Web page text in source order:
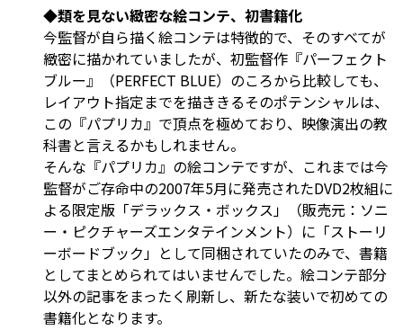
◆類を見ない緻密な絵コンテ、初書籍化
今監督が自ら描く絵コンテは特徴的で、そのすべてが
緻密に描かれていましたが、初監督作『パーフェクト
ブルー』（PERFECT BLUE）のころから比較しても、
レイアウト指定までを描ききるそのポテンシャルは、
この『パプリカ』で頂点を極めており、映像演出の教
科書と言えるかもしれません。
そんな『パプリカ』の絵コンテですが、これまでは今
監督がご存命中の2007年5月に発売されたDVD2枚組に
よる限定版「デラックス・ボックス」（販売元：ソニ
ー・ピクチャーズエンタテインメント）に「ストーリ
ーボードブック」として同梱されていたのみで、書籍
としてまとめられてはいませんでした。絵コンテ部分
以外の記事をまったく刷新し、新たな装いで初めての
書籍化となります。